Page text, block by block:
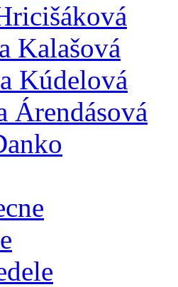
Kalašová
Kúdelová
Árendásová